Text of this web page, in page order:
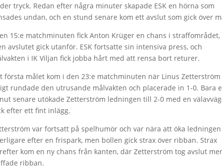
tryck. Redan efter några minuter skapade ESK en hörna som
undan, och en stund senare kom ett avslut som gick över
15:e matchminuten fick Anton Krüger en chans i straffområdet,
avslutet gick utanför. ESK fortsatte sin intensiva press, och
i IK Viljan fick jobba hårt med att rensa bort returer.
första målet kom i den 23:e matchminuten när Linus Zetterström
rundade den utrusande målvakten och placerade in 1-0. Bara
senare utökade Zetterström ledningen till 2-0 med en
efter ett fint inlägg.
var fortsatt på spelhumör och var nära att öka ledningen
efter en frispark, men bollen gick strax över ribban. Strax
kom en ny chans från kanten, där Zetterström tog avslut
ribban.